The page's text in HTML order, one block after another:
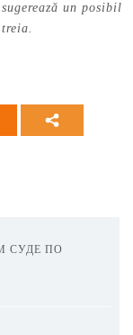
un posibil
СУДЕ ПО